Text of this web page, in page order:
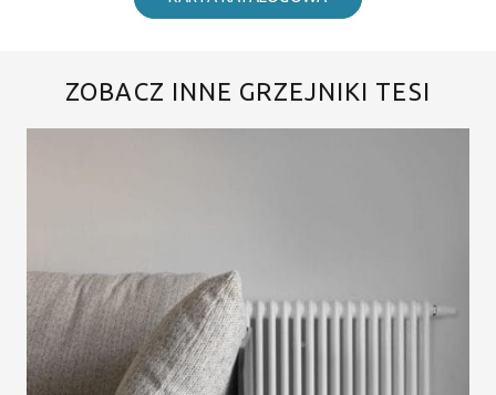
ZOBACZ INNE GRZEJNIKI TESI